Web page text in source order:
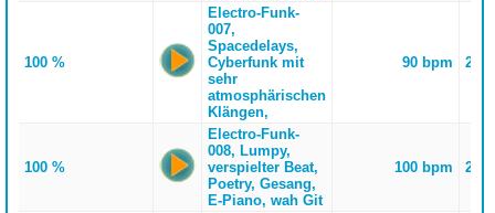
100 %
Electro-Funk-
007,
Spacedelays,
Cyberfunk mit
sehr
atmosphärischen
Klängen,
90 bpm 213
100 %
Electro-Funk-
008, Lumpy,
verspielter Beat,
Poetry, Gesang,
E-Piano, wah Git
100 bpm 220